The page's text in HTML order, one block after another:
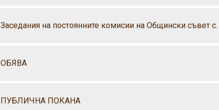
Заседания на постоянните комисии на Общински съвет
ОБЯВА
ПУБЛИЧНА ПОКАНА